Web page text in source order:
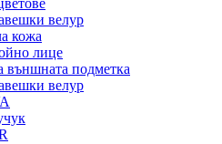
велур
кожа
лице
външната подметка
велур